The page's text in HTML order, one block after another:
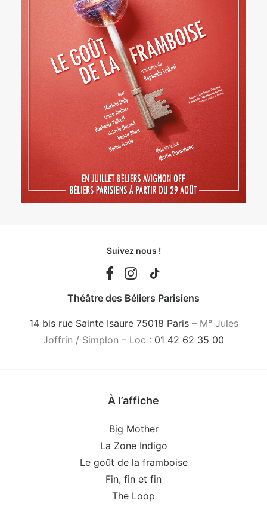
Suivez nous !
Théâtre des Béliers Parisiens
14 bis rue Sainte Isaure 75018 Paris– M° Jules
Joffrin / Simplon – Loc : 01 42 62 35 00
À l’affiche
Big Mother
La Zone Indigo
Le goût de la framboise
Fin, fin et fin
The Loop